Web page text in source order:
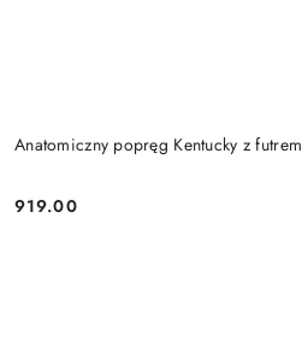
Anatomiczny popręg Kentucky z futrem
Cena:
919.00